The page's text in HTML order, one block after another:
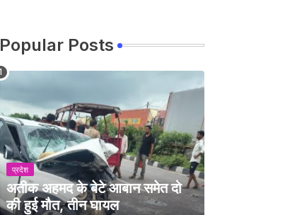
Popular Posts
प्रदेश
अतीक अहमद के बेटे आबान समेत दो
की हुई मौत, तीन घायल